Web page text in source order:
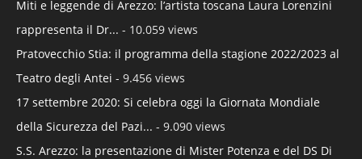
Miti e leggende di Arezzo: l’artista toscana Laura Lorenzini
rappresenta il Dr... - 10.059 views
Pratovecchio Stia: il programma della stagione 2022/2023 al
Teatro degli Antei - 9.456 views
17 settembre 2020: Si celebra oggi la Giornata Mondiale
della Sicurezza del Pazi... - 9.090 views
S.S. Arezzo: la presentazione di Mister Potenza e del DS Di